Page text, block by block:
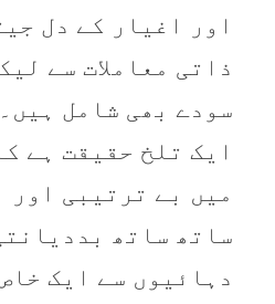
اور اغیار کے دل
ذاتی معاملات سے
سودے بھی شامل
ایک تلخ حقیقت ہے
میں بے ترتیبی اور
ساتھ ساتھ
دہائیوں سے ایک